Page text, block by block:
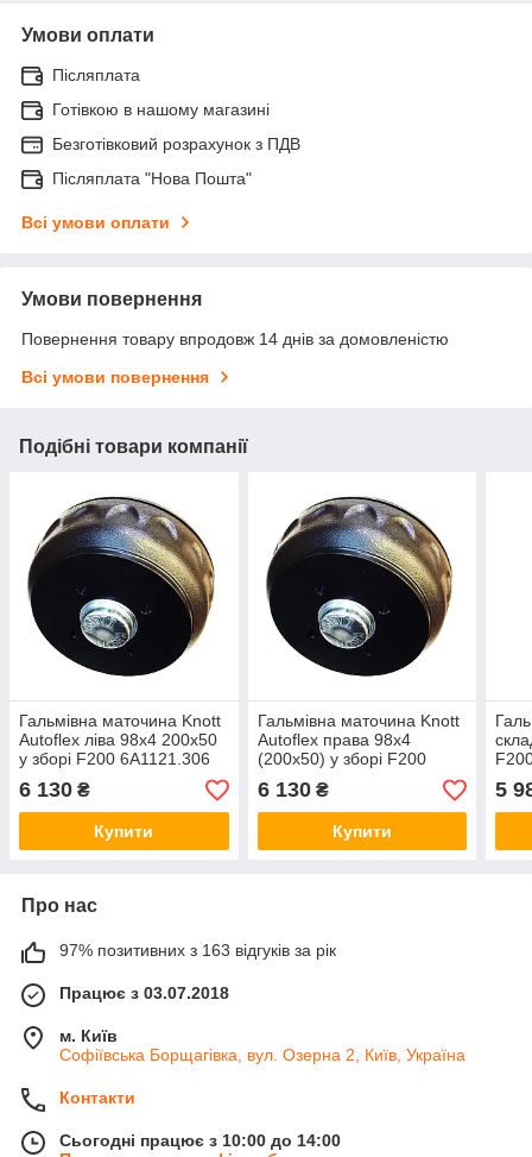
Умови оплати
Післяплата
Готівкою в нашому магазині
Безготівковий розрахунок з ПДВ
Післяплата "Нова Пошта"
Всі умови оплати
Умови повернення
Повернення товару впродовж 14 днів за домовленістю
Всі умови повернення
Подібні товари компанії
Гальмівна маточина Knott
Autoflex ліва 98x4 200x50
у зборі F200 6A1121.306
6 130 ₴
Купити
Гальмівна маточина Knott
Autoflex права 98x4
(200x50) у зборі F200
6A1121.305
6 130₴
Купити
кг
5
Про нас
97% позитивних з 163 відгуків за рік
Працює з 03.07.2018
м. Київ
Софіївська Борщагівка, вул. Озерна 2, Київ, Україна
Контакти
Сьогодні працює з 10:00 до 14:00